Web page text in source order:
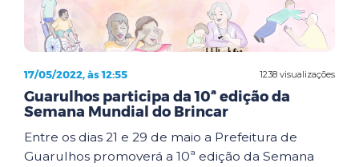
1238 visualizações
17/05/2022, às 12:55
Guarulhos participa da 10ª edição da
Semana Mundial do Brincar
Entre os dias 21 e 29 de maio a Prefeitura de
Guarulhos promoverá a 10ª edição da Semana